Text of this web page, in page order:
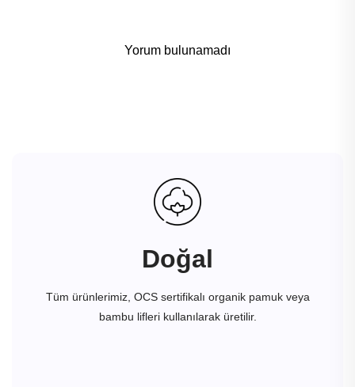
Yorum bulunamadı
Doğal
Tüm ürünlerimiz, OCS sertifikalı organik pamuk veya
bambu lifleri kullanılarak üretilir.